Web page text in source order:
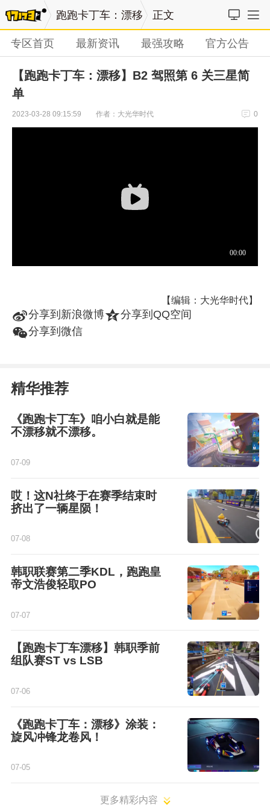
跑跑卡丁车：漂移 正文
专区首页 最新资讯 最强攻略 官方公告
【跑跑卡丁车：漂移】B2 驾照第 6 关三星简
单
2023-03-28 09:15:59 作者：大光华时代 0
【编辑：大光华时代】
t分享到新浪微博z分享到QQ空间
w分享到微信
精华推荐
《跑跑卡丁车》咱小白就是能
不漂移就不漂移。
07-09
哎！这N社终于在赛季结束时
挤出了一辆星陨！
07-08
韩职联赛第二季KDL，跑跑皇
帝文浩俊轻取PO
07-07
【跑跑卡丁车漂移】韩职季前
组队赛ST vs LSB
07-06
《跑跑卡丁车：漂移》涂装：
旋风冲锋龙卷风！
07-05
更多精彩内容